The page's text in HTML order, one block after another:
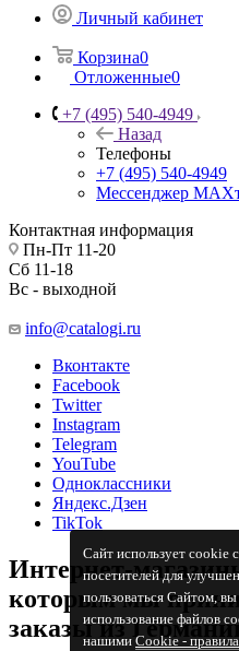
Сайт использует cookie
посетителей для
пользоваться Сайтом, вы
использование файлов
нашимиCookiе -
Личный кабинет
Корзина0
Отложенные0
+7 (495) 540-4949
Назад
Телефоны
+7 (495) 540-4949
Мессенджер МАХ
Контактная информация
Пн-Пт 11-20
Сб 11-18
Вс - выходной
info@catalogi.ru
Вконтакте
Facebook
Twitter
Instagram
Telegram
YouTube
Одноклассники
Яндекс.Дзен
TikTok
Интернет-
которым мы
заказы из